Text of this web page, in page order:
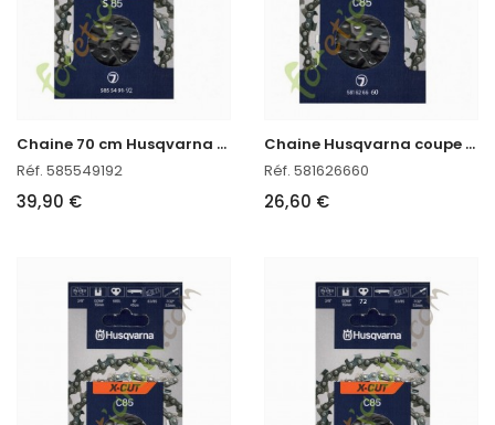
C
haine 70 cm Husqvarna 585549192
Réf. 585549192
39,90 €
C
haine Husqvarna coupe 40 cm 581626660
Réf. 581626660
26,60 €